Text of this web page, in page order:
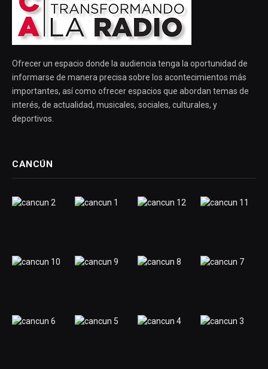
Ofrecer un espacio donde la audiencia tenga la oportunidad de
informarse de manera precisa sobre los acontecimientos más
importantes, así como ofrecer espacios que abordan temas de
interés, de actualidad, musicales, sociales, culturales, y
deportivos.
CANCÚN